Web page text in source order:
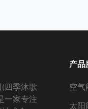
四季沐歌
一家专注
产品
空
太